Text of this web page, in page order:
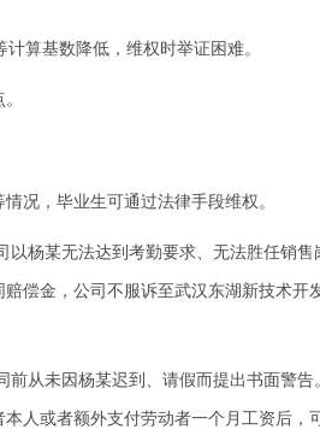
算基数降低，维权时举证困难。
况，毕业生可通过法律手段维权。
以杨某无法达到考勤要求、无法胜任销售
偿金，公司不服诉至武汉东湖新技术开
从未因杨某迟到、请假而提出书面警告
人或者额外支付劳动者一个月工资后，